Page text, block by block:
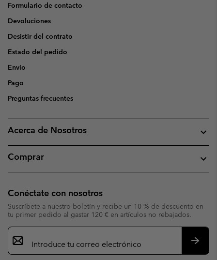
Formulario de contacto
Devoluciones
Desistir del contrato
Estado del pedido
Envío
Pago
Preguntas frecuentes
Acerca de Nosotros
Comprar
Conéctate con nosotros
Suscríbete a nuestro boletín y recibe un 10 % de descuento en
tu primer pedido al gastar 120 € en artículos no rebajados.
Suscripción
de
correo